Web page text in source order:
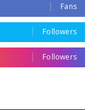
Fans
Followers
Followers